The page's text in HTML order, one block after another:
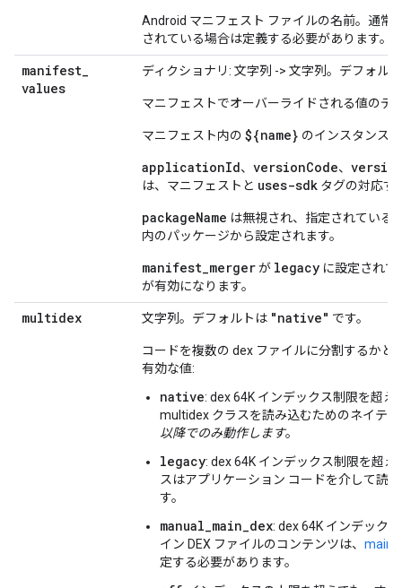
Android マニフェスト ファイルの名前。通常
されている場合は定義する必要があります。
manifest_
values
ディクショナリ: 文字列 -> 文字列。デフォル
マニフェストでオーバーライドされる値のデ
マニフェスト内の ${name} のインスタンス
applicationId、 versionCode、
は、マニフェストと uses-sdk タグの対応す
packageName は無視され、指定されている
内のパッケージから設定されます。
manifest_mergerが legacy に設定されて
が有効になります。
multidex 文字列。デフォルトは "native" です。
コードを複数の dex ファイルに分割するかど
有効な値:
native: dex 64K インデックス制限を超
multidex クラスを読み込むためのネイテ
以降でのみ動作します。
legacy: dex 64K インデックス制限を超
スはアプリケーション コードを介して読
す。
manual_main_dex: dex 64K インデック
イン DEX ファイルのコンテンツは、
定する必要があります。